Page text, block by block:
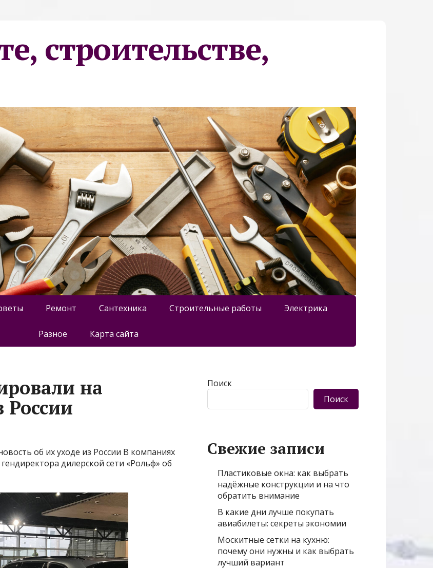
строительстве,
Ремонт Сантехника Строительные работы Электрика
Разное Карта сайта
на
России
об их уходе из России В компаниях
дилерской сети «Рольф» об
Поиск
Поиск
Свежие записи
Пластиковые окна: как выбрать
надёжные конструкции и на что
обратить внимание
В какие дни лучше покупать
авиабилеты: секреты экономии
Москитные сетки на кухню:
почему они нужны и как выбрать
лучший вариант